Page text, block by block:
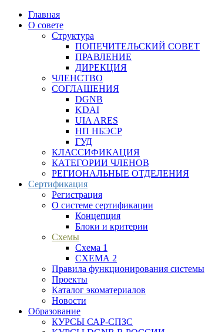
Главная
О совете
Структура
ПОПЕЧИТЕЛЬСКИЙ СОВЕТ
ПРАВЛЕНИЕ
ДИРЕКЦИЯ
ЧЛЕНСТВО
СОГЛАШЕНИЯ
DGNB
KDAI
UIA ARES
НП НБЭСР
ГУД
КЛАССИФИКАЦИЯ
КАТЕГОРИИ ЧЛЕНОВ
РЕГИОНАЛЬНЫЕ ОТДЕЛЕНИЯ
Сертификация
Регистрация
О системе сертификации
Концепция
Блоки и критерии
Схемы
Схема 1
СХЕМА 2
Правила функционирования системы
Проекты
Каталог экоматериалов
Новости
Образование
КУРСЫ САР-СПЗС